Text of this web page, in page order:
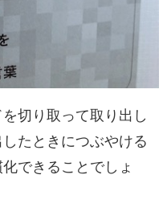
切り取って取り出し
たときにつぶやける
できることでしょ